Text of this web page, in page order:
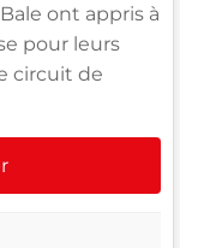
ont appris à
pour leurs
circuit de